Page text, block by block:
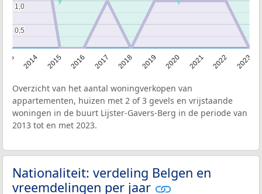
2014 2015 2016 2017 2018 2019 2020 2021 2022 2023
0,5
0,5
1,0
1,0
Overzicht van het aantal woningverkopen van
appartementen, huizen met 2 of 3 gevels en vrijstaande
woningen in de buurt Lijster-Gavers-Berg in de periode van
2013 tot en met 2023.
Nationaliteit: verdeling Belgen en
vreemdelingen per jaar